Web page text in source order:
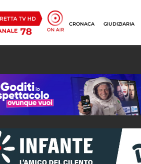
CRONACA GIUDIZIARIA